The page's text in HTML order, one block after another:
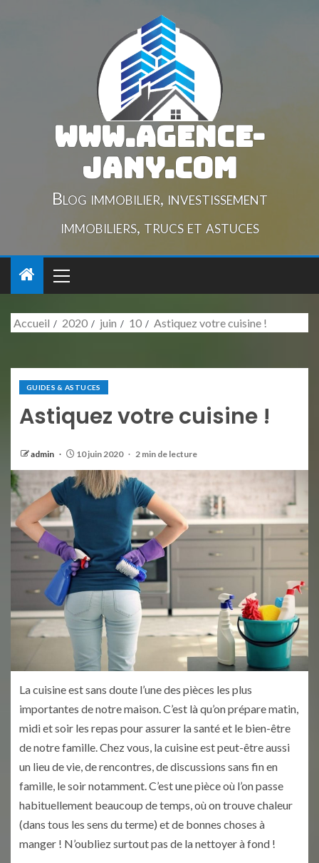
www.agence-
jany.com
Blog immobilier, investissement
immobiliers, trucs et astuces
Accueil 2020 juin 10 Astiquez votre cuisine !
GUIDES & ASTUCES
Astiquez votre cuisine !
admin 10 juin 2020 2 min de lecture
La cuisine est sans doute l’une des pièces les plus
importantes de notre maison. C’est là qu’on prépare matin,
midi et soir les repas pour assurer la santé et le bien-être
de notre famille. Chez vous, la cuisine est peut-être aussi
un lieu de vie, de rencontres, de discussions sans fin en
famille, le soir notamment. C’est une pièce où l’on passe
habituellement beaucoup de temps, où on trouve chaleur
(dans tous les sens du terme) et de bonnes choses à
manger ! N’oubliez surtout pas de la nettoyer à fond !